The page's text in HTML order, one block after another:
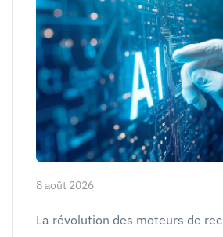
8 août 2026
La révolution des moteurs de